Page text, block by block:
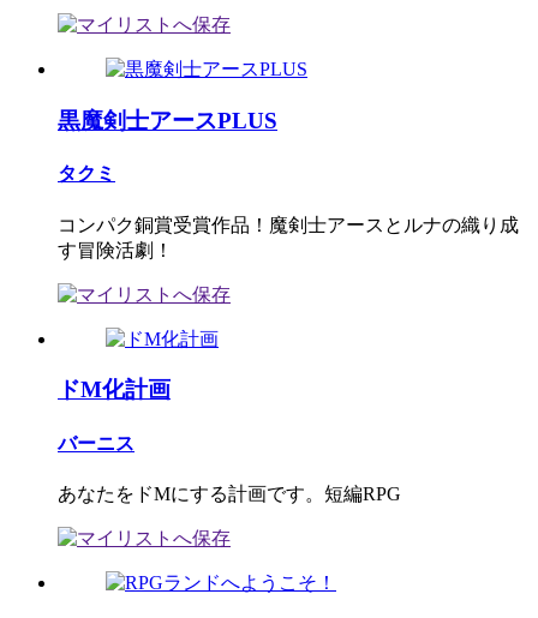
黒魔剣士アースPLUS
タクミ
コンパク銅賞受賞作品！魔剣士アースとルナの織り成
す冒険活劇！
ドM化計画
バーニス
あなたをドMにする計画です。短編RPG